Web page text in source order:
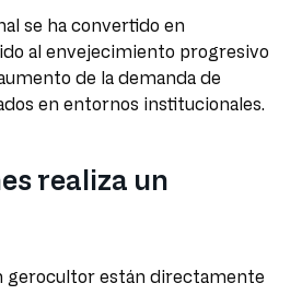
se ha convertido en
al envejecimiento progresivo
de la demanda de
en entornos institucionales.
realiza un
gerocultor están directamente